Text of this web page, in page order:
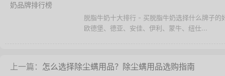
脱脂牛奶十大排行 - 买脱脂牛奶选择什么牌子
欧德堡、德亚、安佳、伊利、蒙牛、纽仕...
上一篇： 怎么选择除尘螨用品？除尘螨用品选购指南